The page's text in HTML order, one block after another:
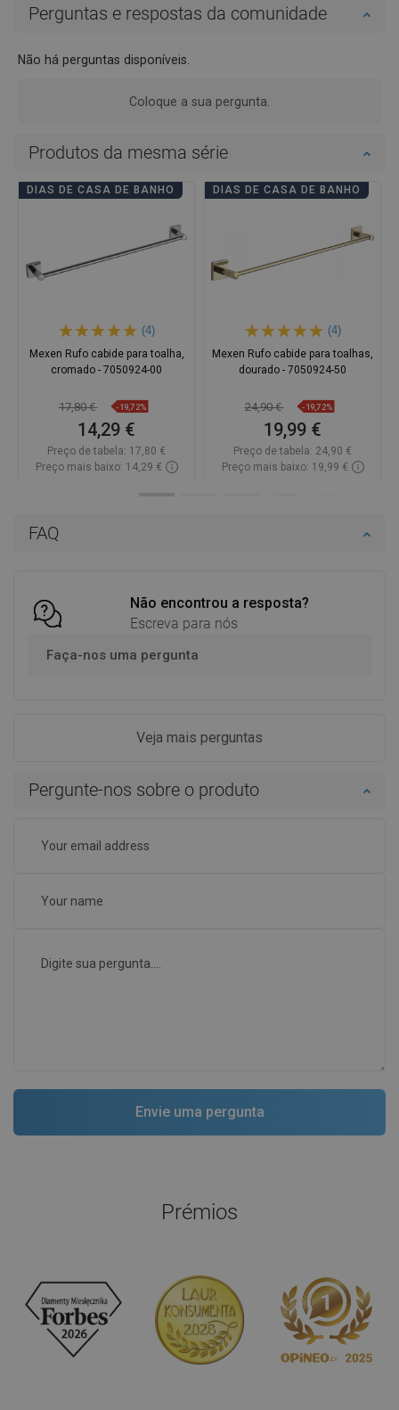
FAQ
Não encontrou a resposta?
Escreva para nós
Faça-nos uma pergunta
Veja mais perguntas
Perguntas e respostas da comunidade
Não há perguntas disponíveis.
Coloque a sua pergunta.
Pergunte-nos sobre o produto
Produtos da mesma série
DIAS DE CASA DE BANHO
(4)
Mexen Rufo cabide para toalha,
cromado - 7050924-00
17,80 € -19,72%
14,29 €
Preço de tabela: 17,80 €
Preço mais baixo: 14,29 €
DIAS DE CASA DE BANHO
(4)
Mexen Rufo cabide para toalhas,
dourado - 7050924-50
24,90 € -19,72%
19,99 €
Preço de tabela: 24,90 €
Preço mais baixo: 19,99 €
Prémios